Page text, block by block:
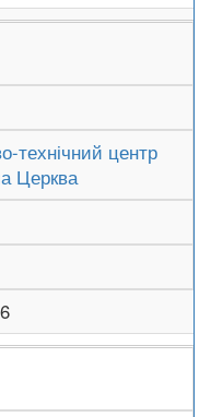
технічний центр
Церква